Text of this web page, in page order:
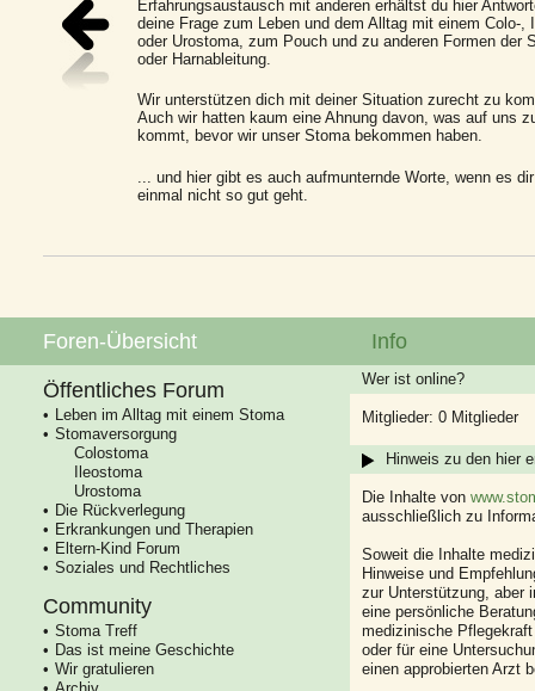
Erfahrungsaustausch mit anderen erhältst du hier
deine Frage zum Leben und dem Alltag mit einem Colo-,
oder Urostoma, zum Pouch und zu anderen Formen der
oder Harnableitung.
Wir unterstützen dich mit deiner Situation zurecht zu
Auch wir hatten kaum eine Ahnung davon, was auf uns
kommt, bevor wir unser Stoma bekommen haben.
... und hier gibt es auch aufmunternde Worte, wenn es dir
einmal nicht so gut geht.
Foren-Übersicht
Öffentliches Forum
Leben im Alltag mit einem Stoma
Stomaversorgung
Colostoma
Ileostoma
Urostoma
Die Rückverlegung
Erkrankungen und Therapien
Eltern-Kind Forum
Soziales und Rechtliches
Community
Stoma Treff
Das ist meine Geschichte
Wir gratulieren
Info
Wer ist online?
Mitglieder: 0 Mitglieder
Hinweis zu den hier
Die Inhalte von
ausschließlich zu
Soweit die Inhalte
Hinweise und
zur Unterstützung, aber
eine persönliche
medizinische
oder für eine
einen approbierten Arzt